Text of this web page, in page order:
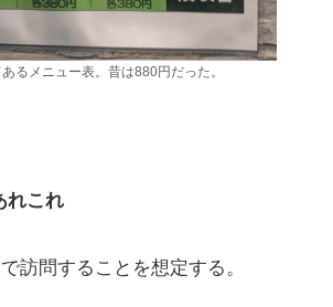
るメニュー表。昔は880円だった。
れこれ
訪問することを想定する。